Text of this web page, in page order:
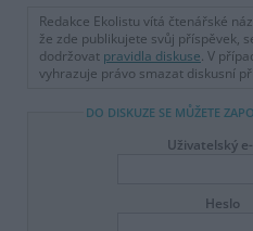
Redakce Ekolistu vítá čtenářské
že zde publikujete svůj příspěvek,
dodržovat pravidla diskuse. V
vyhrazuje právo smazat diskusní
DO DISKUZE SE MŮŽETE
Uživatelský
Heslo